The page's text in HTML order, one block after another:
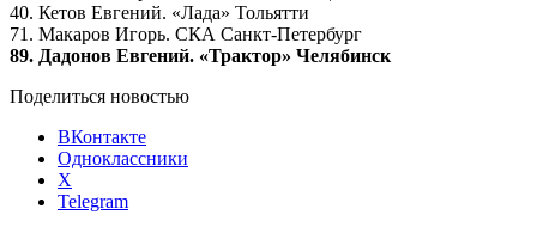
40. Кетов Евгений. «Лада» Тольятти
71. Макаров Игорь. СКА Санкт-Петербург
89. Дадонов Евгений. «Трактор» Челябинск
Поделиться новостью
ВКонтакте
Одноклассники
X
Telegram